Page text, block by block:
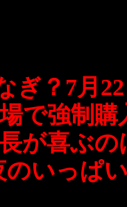
ぎ？7月
で強制
が喜ぶの
のいっぱ